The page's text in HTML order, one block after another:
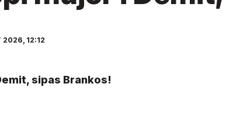
2026, 12:12